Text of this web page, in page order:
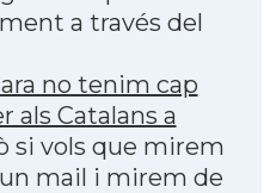
a través del
no tenim cap
als Catalans a
si vols que mirem
mail i mirem de